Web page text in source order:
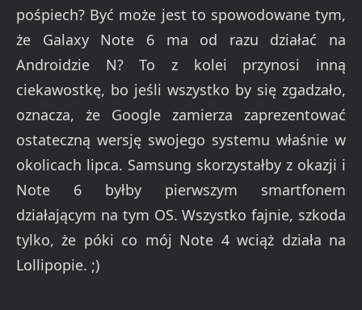
pośpiech? Być może jest to spowodowane tym,
że Galaxy Note 6 ma od razu działać na
Androidzie N? To z kolei przynosi inną
ciekawostkę, bo jeśli wszystko by się zgadzało,
oznacza, że Google zamierza zaprezentować
ostateczną wersję swojego systemu właśnie w
okolicach lipca. Samsung skorzystałby z okazji i
Note 6 byłby pierwszym smartfonem
działającym na tym OS. Wszystko fajnie, szkoda
tylko, że póki co mój Note 4 wciąż działa na
Lollipopie. ;)